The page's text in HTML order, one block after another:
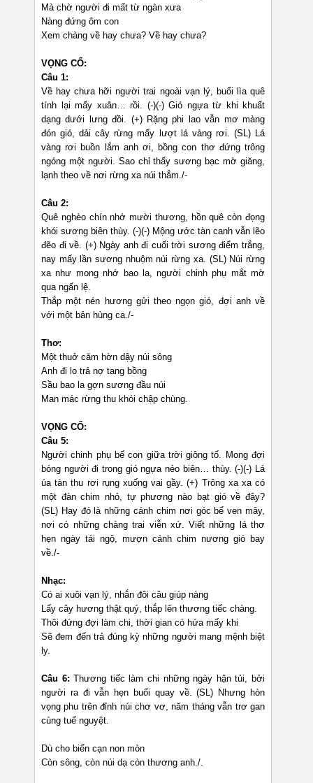
Mà chờ người đi mất từ ngàn xưa
Nàng đứng ôm con
Xem chàng về hay chưa? Về hay chưa?
VỌNG CỔ:
Câu 1:
Về hay chưa hỡi người trai ngoài vạn lý, buổi lìa quê
tính lại mấy xuân… rồi. (-)(-) Gió ngựa từ khi khuất
dạng dưới lưng đồi. (+) Rặng phi lao vẫn mơ màng
đón gió, dải cây rừng mấy lượt lá vàng rơi. (SL) Lá
vàng rơi buồn lắm anh ơi, bồng con thơ đứng trông
ngóng một người. Sao chỉ thấy sương bạc mờ giăng,
lạnh theo về nơi rừng xa núi thẳm./-
Câu 2:
Quê nghèo chín nhớ mười thương, hồn quê còn đọng
khói sương biên thùy. (-)(-) Mộng ước tàn canh vẫn lẽo
đẽo đi về. (+) Ngày anh đi cuối trời sương điểm trắng,
nay mấy lần sương nhuộm núi rừng xa. (SL) Núi rừng
xa như mong nhớ bao la, người chinh phụ mắt mờ
qua ngấn lệ.
Thắp một nén hương gửi theo ngọn gió, đợi anh về
với một bản hùng ca./-
Thơ:
Một thuở căm hờn dậy núi sông
Anh đi lo trả nợ tang bồng
Sầu bao la gợn sương đầu núi
Man mác rừng thu khói chập chùng.
VỌNG CỔ:
Câu 5:
Người chinh phụ bế con giữa trời giông tố. Mong đợi
bóng người đi trong gió ngựa nẻo biên… thùy. (-)(-) Lá
úa tàn thu rơi rụng xuống vai gầy. (+) Trông xa xa có
một đàn chim nhỏ, tự phương nào bạt gió về đây?
(SL) Hay đó là những cánh chim nơi góc bể ven mây,
nơi có những chàng trai viễn xứ. Viết những lá thơ
hẹn ngày tái ngộ, mượn cánh chim nương gió bay
về./-
Nhạc:
Có ai xuôi vạn lý, nhắn đôi câu giúp nàng
Lấy cây hương thật quý, thắp lên thương tiếc chàng.
Thôi đứng đợi làm chi, thời gian có hứa mấy khi
Sẽ đem đến trả đúng kỳ những người mang mệnh biệt
ly.
Câu 6:Thương tiếc làm chi những ngày hận tủi, bởi
người ra đi vẫn hẹn buổi quay về. (SL) Nhưng hòn
vọng phu trên đỉnh núi chơ vơ, năm tháng vẫn trơ gan
cùng tuế nguyệt.
Dù cho biển cạn non mòn
Còn sông, còn núi dạ còn thương anh./.